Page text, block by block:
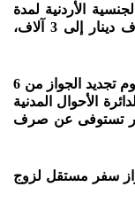
الأردنية لمدة
محددة؛ لأغراض تشجيع الاستثمار من 5 آلاف دينار إلى 3 آلاف،
وخفضت أيضا مسودة النظام المقترحة، رسوم تجديد الجواز من 6
لدائرة الأحوال المدنية
حامله، ومن 5 آلاف دينار تستوفى عن صرف
سفر مستقل لزوج